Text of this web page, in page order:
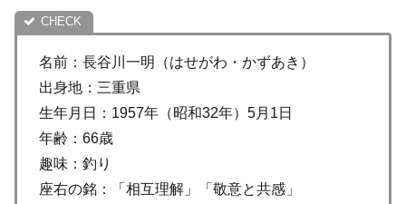
名前：長谷川一明（はせがわ・かずあき）
出身地：三重県
生年月日：1957年（昭和32年）5月1日
年齢：66歳
趣味：釣り
座右の銘：「相互理解」「敬意と共感」